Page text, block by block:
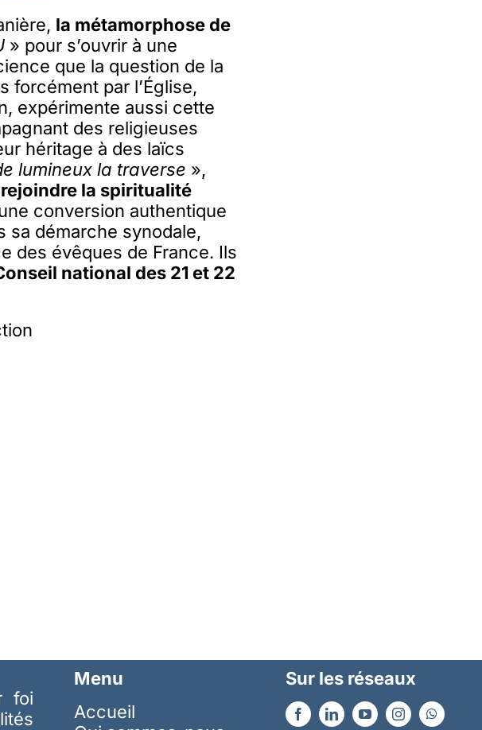
la métamorphose de
» pour s’ouvrir à une
que la question de la
forcément par l’Église,
expérimente aussi cette
des religieuses
héritage à des laïcs
lumineux la traverse »,
la spiritualité
conversion authentique
sa démarche synodale,
des évêques de France. Ils
national des 21 et 22
foi
Menu
Accueil
Sur les réseaux